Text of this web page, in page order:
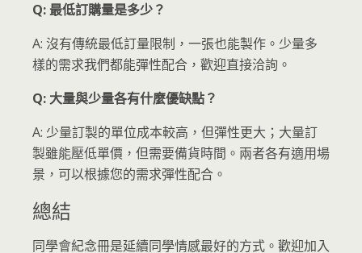
Q: 最低訂購量是多少？
A: 沒有傳統最低訂量限制，一張也能製作。少量多
樣的需求我們都能彈性配合，歡迎直接洽詢。
Q: 大量與少量各有什麼優缺點？
A: 少量訂製的單位成本較高，但彈性更大；大量訂
製雖能壓低單價，但需要備貨時間。兩者各有適用場
景，可以根據您的需求彈性配合。
總結
同學會紀念冊是延續同學情感最好的方式。歡迎加入